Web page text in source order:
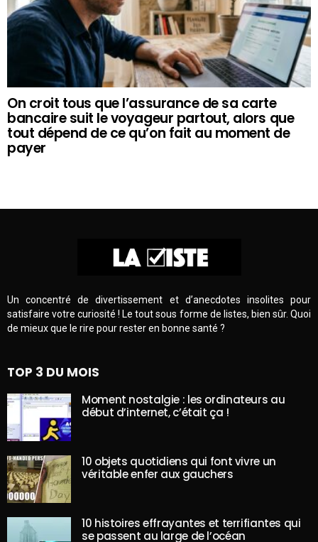
On croit tous que l’assurance de sa carte
bancaire suit le voyageur partout, alors que
tout dépend de ce qu’on fait au moment de
payer
Un concentré de divertissement et d’anecdotes insolites pour
satisfaire votre curiosité ! Le tout sous forme de listes, bien sûr. Quoi
de mieux que le rire pour rester en bonne santé ?
TOP 3 DU MOIS
Moment nostalgie : les ordinateurs au
début d’internet, c’était ça !
10 objets quotidiens qui font vivre un
véritable enfer aux gauchers
10 histoires effrayantes et terrifiantes qui
se passent au large de l’océan